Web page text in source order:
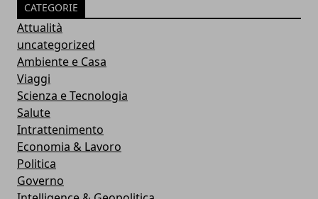
CATEGORIE
Attualità
uncategorized
Ambiente e Casa
Viaggi
Scienza e Tecnologia
Salute
Intrattenimento
Economia & Lavoro
Politica
Governo